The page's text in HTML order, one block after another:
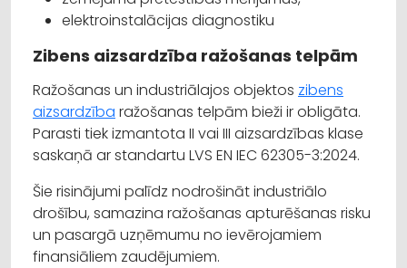
elektroinstalācijas diagnostiku
Zibens aizsardzība ražošanas telpām
Ražošanas un industriālajos objektos zibens
aizsardzība ražošanas telpām bieži ir obligāta.
Parasti tiek izmantota II vai III aizsardzības klase
saskaņā ar standartu LVS EN IEC 62305-3:2024.
Šie risinājumi palīdz nodrošināt industriālo
drošību, samazina ražošanas apturēšanas risku
un pasargā uzņēmumu no ievērojamiem
finansiāliem zaudējumiem.